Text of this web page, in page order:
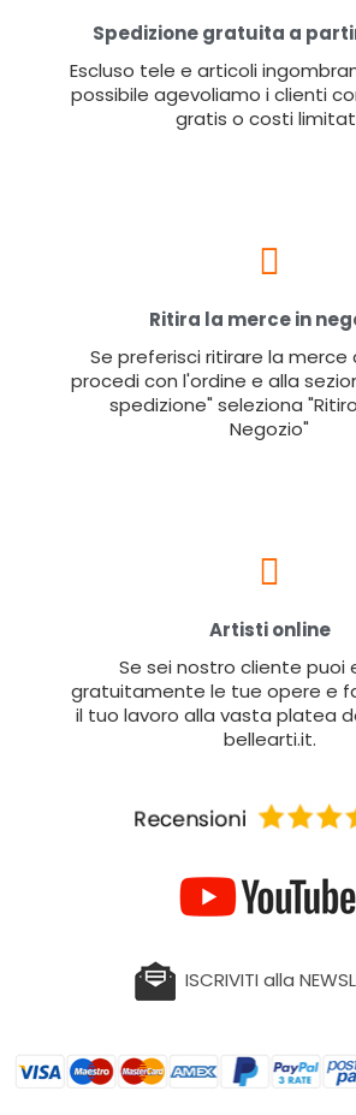
Spedizione gratuita a
Escluso tele e articoli
possibile agevoliamo i clienti
gratis o costi
Ritira la merce in
Se preferisci ritirare la merce
procedi con l'ordine e alla
spedizione" seleziona
Negozio"
Artisti online
Se sei nostro cliente puoi
gratuitamente le tue opere e
il tuo lavoro alla vasta platea
bellearti.it.
ISCRIVITI alla